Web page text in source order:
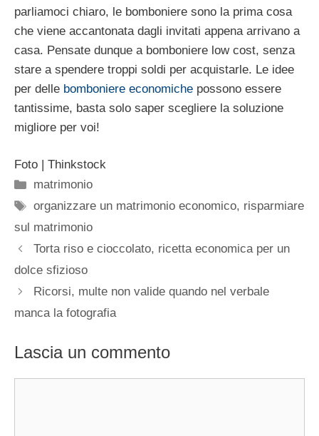
parliamoci chiaro, le bomboniere sono la prima cosa
che viene accantonata dagli invitati appena arrivano a
casa. Pensate dunque a bomboniere low cost, senza
stare a spendere troppi soldi per acquistarle. Le idee
per delle bomboniere economiche possono essere
tantissime, basta solo saper scegliere la soluzione
migliore per voi!
Foto | Thinkstock
Categorie
matrimonio
Tag
organizzare un matrimonio economico, risparmiare
sul matrimonio
Torta riso e cioccolato, ricetta economica per un
dolce sfizioso
Ricorsi, multe non valide quando nel verbale
manca la fotografia
Lascia un commento